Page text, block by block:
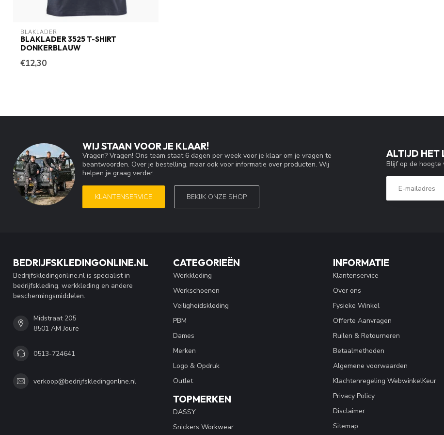
BLAKLADER
BLAKLADER 3525 T-SHIRT
DONKERBLAUW
€12,30
WIJ STAAN VOOR JE KLAAR!
Vragen? Vragen! Ons team staat 6 dagen per week voor je klaar om je vragen te
beantwoorden. Over je bestelling, maar ook voor informatie over producten. Wij
helpen je graag verder.
KLANTENSERVICE BEKIJK ONZE SHOP
ALTIJD HET
Blijf op de hoogte
BEDRIJFSKLEDINGONLINE.NL
Bedrijfskledingonline.nl is specialist in
bedrijfskleding, werkkleding en andere
beschermingsmiddelen.
Midstraat 205
8501 AM Joure
0513-724641
verkoop@bedrijfskledingonline.nl
CATEGORIEËN
Werkkleding
Werkschoenen
Veiligheidskleding
PBM
Dames
Merken
Logo & Opdruk
Outlet
TOPMERKEN
DASSY
Snickers Workwear
INFORMATIE
Klantenservice
Over ons
Fysieke Winkel
Offerte Aanvragen
Ruilen & Retourneren
Betaalmethoden
Algemene voorwaarden
Klachtenregeling WebwinkelKeur
Privacy Policy
Disclaimer
Sitemap